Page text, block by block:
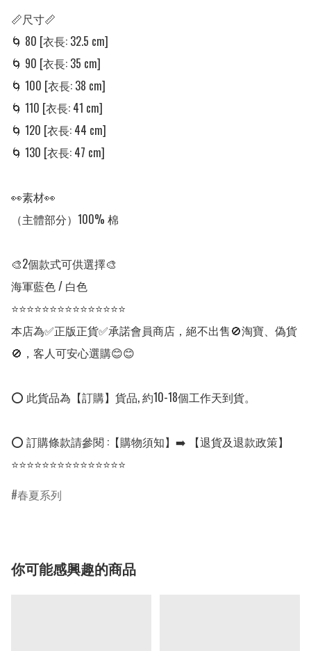
📏尺寸📏
🌀 80 [衣長: 32.5 cm]
🌀 90 [衣長: 35 cm]
🌀 100 [衣長: 38 cm]
🌀 110 [衣長: 41 cm]
🌀 120 [衣長: 44 cm]
🌀 130 [衣長: 47 cm]
👀素材👀
（主體部分）100% 棉
🎨2個款式可供選擇🎨
海軍藍色 / 白色
⭐⭐⭐⭐⭐⭐⭐⭐⭐⭐⭐⭐⭐⭐⭐
本店為✅正版正貨✅承諾會員商店，絕不出售🚫淘寶、偽貨
🚫，客人可安心選購😊😊
⭕ 此貨品為【訂購】貨品, 約10-18個工作天到貨。
⭕ 訂購條款請參閱 :【購物須知】➡️ 【退貨及退款政策】
⭐⭐⭐⭐⭐⭐⭐⭐⭐⭐⭐⭐⭐⭐⭐
春夏系列
你可能感興趣的商品